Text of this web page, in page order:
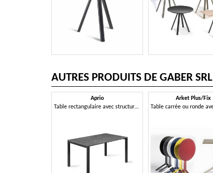
AUTRES PRODUITS DE GABER SRL
Aprio
Table rectangulaire avec structure en aluminium et plateau en Compactop
Arket Plus/Fix